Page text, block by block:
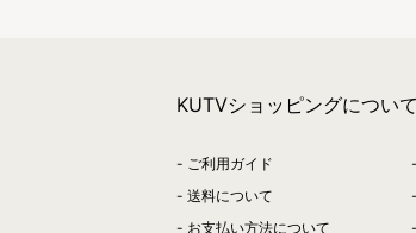
KUTVショッピングについて
ご利用ガイド
送料について
お支払い方法について